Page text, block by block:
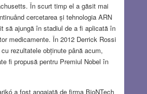
În scurt timp el a găsit mai
cercetarea și tehnologia ARN
să ajungă în stadiul de a fi aplicată în
medicamente. În 2012 Derrick Rossi
rezultatele obținute până acum,
fi propusă pentru Premiul Nobel în
a fost angajată de firma BioNTech